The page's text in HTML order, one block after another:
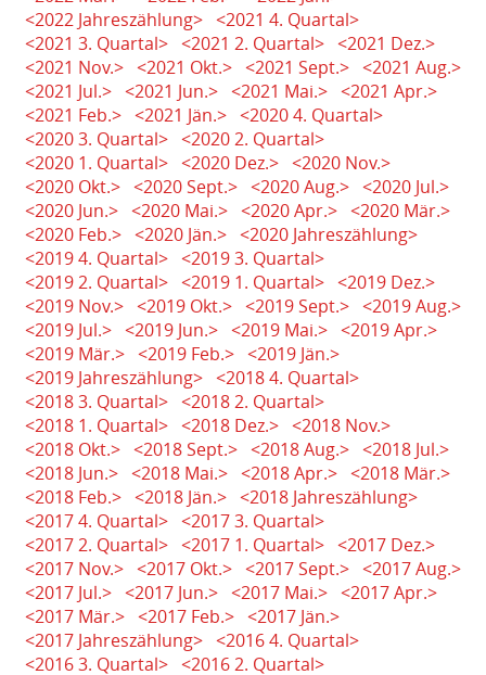
<2022 Jahreszählung> <2021 4. Quartal>
<2021 3. Quartal> <2021 2. Quartal> <2021 Dez.>
<2021 Nov.> <2021 Okt.> <2021 Sept.> <2021 Aug.>
<2021 Jul.> <2021 Jun.> <2021 Mai.> <2021 Apr.>
<2021 Feb.> <2021 Jän.> <2020 4. Quartal>
<2020 3. Quartal> <2020 2. Quartal>
<2020 1. Quartal> <2020 Dez.> <2020 Nov.>
<2020 Okt.> <2020 Sept.> <2020 Aug.> <2020 Jul.>
<2020 Jun.> <2020 Mai.> <2020 Apr.> <2020 Mär.>
<2020 Feb.> <2020 Jän.> <2020 Jahreszählung>
<2019 4. Quartal> <2019 3. Quartal>
<2019 2. Quartal> <2019 1. Quartal> <2019 Dez.>
<2019 Nov.> <2019 Okt.> <2019 Sept.> <2019 Aug.>
<2019 Jul.> <2019 Jun.> <2019 Mai.> <2019 Apr.>
<2019 Mär.> <2019 Feb.> <2019 Jän.>
<2019 Jahreszählung> <2018 4. Quartal>
<2018 3. Quartal> <2018 2. Quartal>
<2018 1. Quartal> <2018 Dez.> <2018 Nov.>
<2018 Okt.> <2018 Sept.> <2018 Aug.> <2018 Jul.>
<2018 Jun.> <2018 Mai.> <2018 Apr.> <2018 Mär.>
<2018 Feb.> <2018 Jän.> <2018 Jahreszählung>
<2017 4. Quartal> <2017 3. Quartal>
<2017 2. Quartal> <2017 1. Quartal> <2017 Dez.>
<2017 Nov.> <2017 Okt.> <2017 Sept.> <2017 Aug.>
<2017 Jul.> <2017 Jun.> <2017 Mai.> <2017 Apr.>
<2017 Mär.> <2017 Feb.> <2017 Jän.>
<2017 Jahreszählung> <2016 4. Quartal>
<2016 3. Quartal> <2016 2. Quartal>